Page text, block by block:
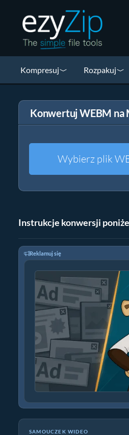
Kompresuj Rozpakuj
Konwertuj WEBM na
Wybierz plik
Instrukcje konwersji
Reklamuj się
SAMOUCZEK WIDEO